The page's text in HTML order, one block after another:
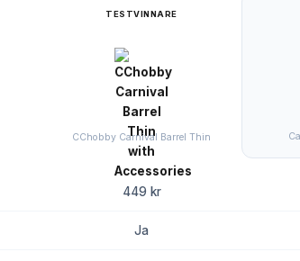
TESTVINNARE
CChobby Carnival Barrel Thin
449 kr
Ja